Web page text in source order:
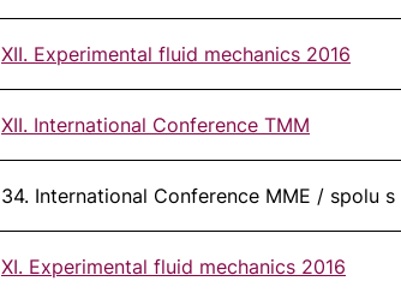
XII. Experimental fluid mechanics 2016
XII. International Conference TMM
34. International Conference MME / spolu
XI. Experimental fluid mechanics 2016